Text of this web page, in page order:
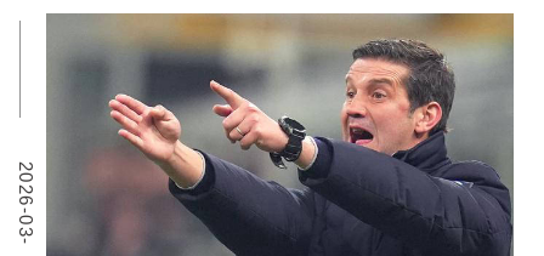
2
0
2
6
-
0
3
-
0